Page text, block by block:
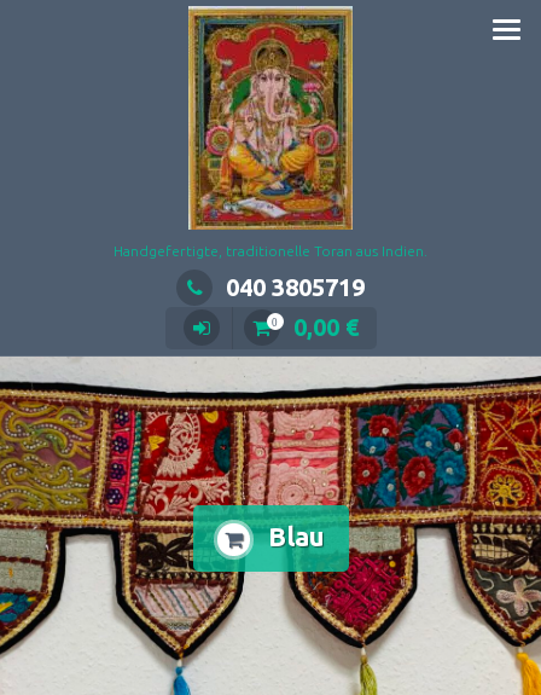
Handgefertigte, traditionelle Toran aus Indien.
040 3805719
0 0,00 €
Blau